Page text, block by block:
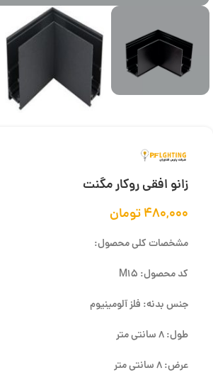
زانو افقی روکار مگنت
۴۸۰,۰۰۰تومان
مشخصات کلی محصول:
کد محصول: M15
جنس بدنه: فلز آلومینیوم
طول: 8 سانتی متر
عرض: 8 سانتی متر